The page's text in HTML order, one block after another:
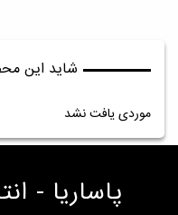
شاید این
موردی یافت نشد
پاساریا -